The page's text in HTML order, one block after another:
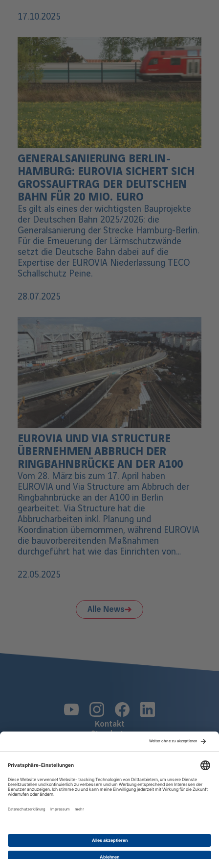
17.10.2025
GENERALSANIERUNG BERLIN-
HAMBURG: EUROVIA SICHERT SICH
GROSSAUFTRAG DER DEUTSCHEN B
AHN FÜR 20 MIO. EURO
Es gilt als eines der wichtigsten Bauprojekte
der Deutschen Bahn 2025/2026: die
Generalsanierung der Strecke Hamburg-Berlin.
Für die Erneuerung der Lärmschutzwände
setzt die Deutsche Bahn dabei auf die
Expertise der EUROVIA Niederlassung TECO
Schallschutz Peine.
28.07.2025
EUROVIA UND VIA STRUCTURE
ÜBERNEHMEN ABBRUCH DER
RINGBAHNBRÜCKE AN DER A100
Vom 28. März bis zum 17. April haben
EUROVIA und Via Structure am Abbruch der
Ringbahnbrücke an der A100 in Berlin
gearbeitet. Via Structure hat die
Abbrucharbeiten inkl. Planung und
Koordination übernommen, während EUROVIA
die bauvorbereitenden Maßnahmen
durchgeführt hat wie das Einrichten von…
22.05.2025
Alle News
SOCIALMEDIA-
FOOTER-Kontakt
Standorte
Leistungserklärungen
Hinweisgebersystem
von
Vinci
Impressum Datenschutz
AGB